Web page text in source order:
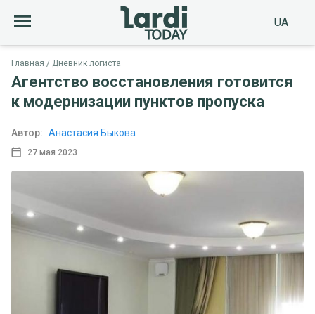
UA
Главная Дневник логиста
Агентство восстановления готовится
к модернизации пунктов пропуска
27 мая 2023
Автор: Анастасия Быкова